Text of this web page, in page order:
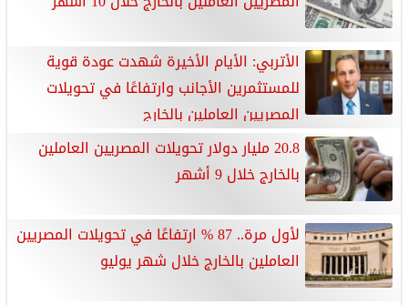
الأتربي: الأيام الأخيرة شهدت عودة قوية
للمستثمرين الأجانب وارتفاعًا في تحويلات
المصريين العاملين بالخارج
20.8 مليار دولار تحويلات المصريين العاملين
بالخارج خلال 9 أشهر
لأول مرة.. 87 % ارتفاعًا في تحويلات المصريين
العاملين بالخارج خلال شهر يوليو